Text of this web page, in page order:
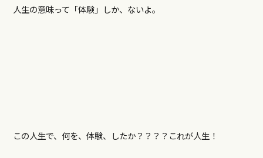
人生の意味って「体験」しか、ないよ。
この人生で、何を、体験、したか？？？？これが人生！